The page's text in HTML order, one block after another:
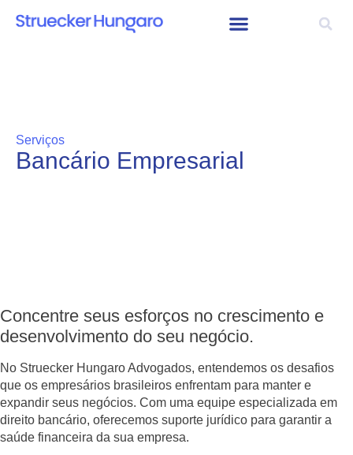
Serviços
Bancário Empresarial
Concentre seus esforços no crescimento e
desenvolvimento do seu negócio.
No Struecker Hungaro Advogados, entendemos os desafios
que os empresários brasileiros enfrentam para manter e
expandir seus negócios. Com uma equipe especializada em
direito bancário, oferecemos suporte jurídico para garantir a
saúde financeira da sua empresa.